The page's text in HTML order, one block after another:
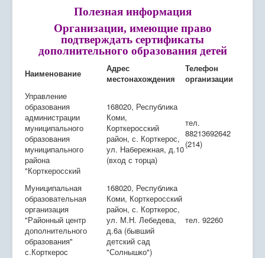
Программы
Успех каждого ребенка
Родителям
Сведения об организации отдыха детей и их
Проведение дополнительных профилактических
мероприятий
Полезная информация
Организации, имеющие право
подтверждать сертификаты
дополнительного образования детей
Наименование
Адрес
местонахождения
Телефон
организации
Управление
образования
администрации
муниципального
образования
муниципального
района
"Корткеросский
168020, Республика
Коми,
Корткеросский
район, с. Корткерос,
ул. Набережная, д.10
(вход с торца)
тел.
88213692642
(214)
Муниципальная
образовательная
организация
"Районный центр
дополнительного
образования"
с.Корткерос
168020, Республика
Коми, Корткеросский
район, с. Корткерос,
ул. М.Н. Лебедева,
д.6а (бывший
детский сад
"Солнышко")
тел. 92260